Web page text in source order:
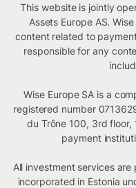
This website is jointly
Assets Europe AS.
content related to
responsible for any
Wise Europe SA is a
registered number
du Trône 100, 3rd floor,
payment
All investment services are
incorporated in Estonia